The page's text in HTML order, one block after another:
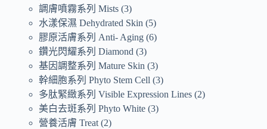
調膚噴霧系列 Mists 3
水漾保濕 Dehydrated Skin 5
膠原活膚系列 Anti- Aging 6
鑽光閃耀系列 Diamond 3
基因調整系列 Mature Skin 3
幹細胞系列 Phyto Stem Cell 3
多肽緊緻系列 Visible Expression Lines 2
美白去斑系列 Phyto White 3
營養活膚 Treat 2